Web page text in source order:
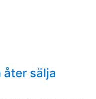
åter sälja